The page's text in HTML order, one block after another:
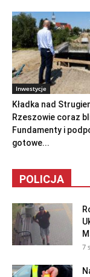
Inwestycje
Kładka nad
Rzeszowie coraz
Fundamenty i
gotowe...
POLICJA
7